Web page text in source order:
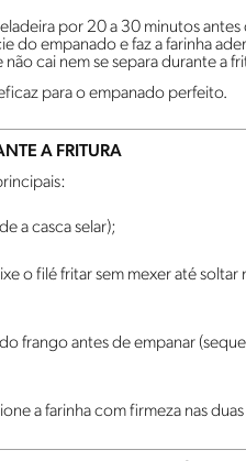
por 20 a 30 minutos antes
do empanado e faz a farinha
cai nem se separa durante a
para o empanado perfeito.
A FRITURA
a casca selar);
o filé fritar sem mexer até soltar
frango antes de empanar
a farinha com firmeza nas duas